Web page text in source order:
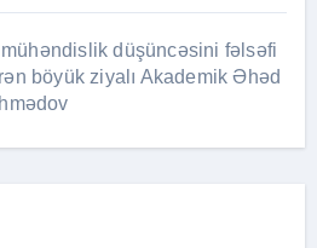
düşüncəsini fəlsəfi
böyük ziyalı Akademik Əhəd